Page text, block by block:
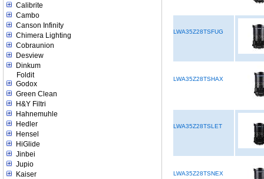
Calibrite
Cambo
Canson Infinity
Chimera Lighting
Cobraunion
Desview
Dinkum
Foldit
Godox
Green Clean
H&Y Filtri
Hahnemuhle
Hedler
Hensel
HiGlide
Jinbei
Jupio
Kaiser
LWA35Z28TSFUG
LWA35Z28TSHAX
LWA35Z28TSLET
LWA35Z28TSNEX